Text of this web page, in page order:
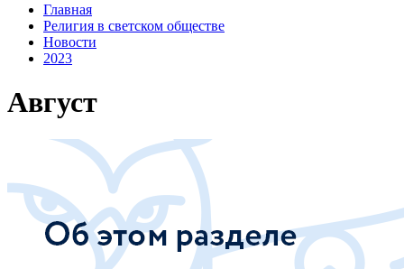
Главная
Религия в светском обществе
Новости
2023
Август